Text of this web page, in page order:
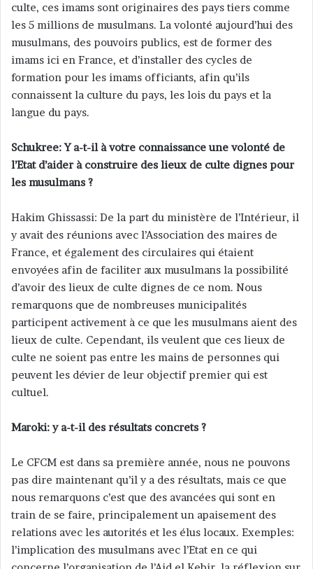
culte, ces imams sont originaires des pays tiers comme
les 5 millions de musulmans. La volonté aujourd’hui des
musulmans, des pouvoirs publics, est de former des
imams ici en France, et d’installer des cycles de
formation pour les imams officiants, afin qu’ils
connaissent la culture du pays, les lois du pays et la
langue du pays.
Schukree: Y a-t-il à votre connaissance une volonté de
l’Etat d’aider à construire des lieux de culte dignes pour
les musulmans ?
Hakim Ghissassi: De la part du ministère de l’Intérieur, il
y avait des réunions avec l’Association des maires de
France, et également des circulaires qui étaient
envoyées afin de faciliter aux musulmans la possibilité
d’avoir des lieux de culte dignes de ce nom. Nous
remarquons que de nombreuses municipalités
participent activement à ce que les musulmans aient des
lieux de culte. Cependant, ils veulent que ces lieux de
culte ne soient pas entre les mains de personnes qui
peuvent les dévier de leur objectif premier qui est
cultuel.
Maroki: y a-t-il des résultats concrets ?
Le CFCM est dans sa première année, nous ne pouvons
pas dire maintenant qu’il y a des résultats, mais ce que
nous remarquons c’est que des avancées qui sont en
train de se faire, principalement un apaisement des
relations avec les autorités et les élus locaux. Exemples:
l’implication des musulmans avec l’Etat en ce qui